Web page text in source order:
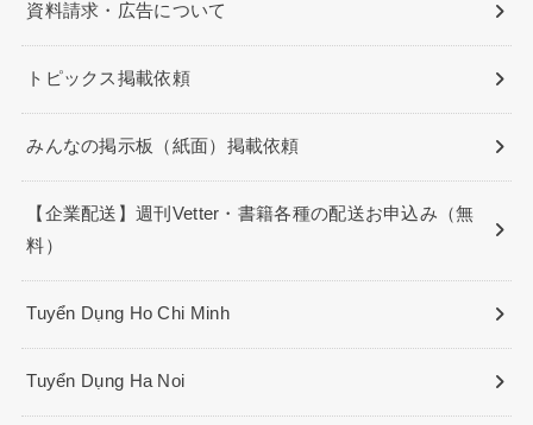
資料請求・広告について
トピックス掲載依頼
みんなの掲示板（紙面）掲載依頼
【企業配送】週刊Vetter・書籍各種の配送お申込み（無
料）
Tuyển Dụng Ho Chi Minh
Tuyển Dụng Ha Noi